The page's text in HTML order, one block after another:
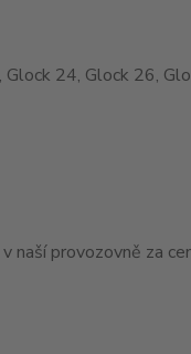
24, Glock 26,
provozovně za